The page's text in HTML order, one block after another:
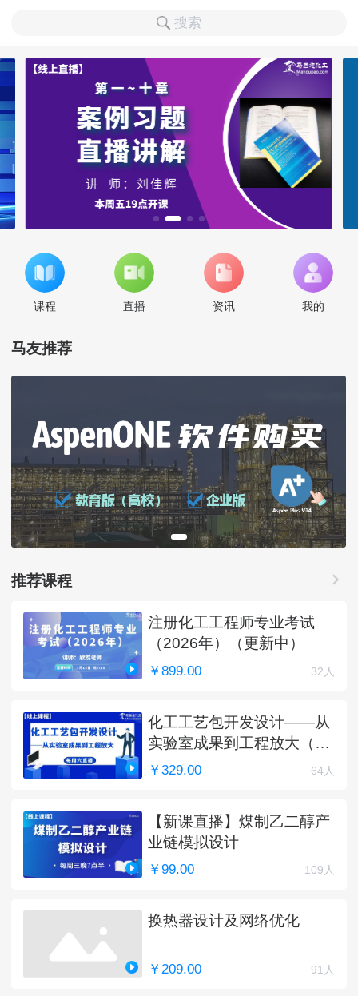
搜索
课程 直播 资讯 我的
马友推荐
推荐课程
注册化工工程师专业考试
（2026年）（更新中）
￥899.00 32人
化工工艺包开发设计——从
实验室成果到工程放大（完
结）
￥329.00 64人
【新课直播】煤制乙二醇产
业链模拟设计
￥99.00 109人
换热器设计及网络优化
￥209.00 91人